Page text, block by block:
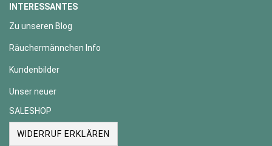
INTERESSANTES
Zu unseren Blog
Räuchermännchen Info
Kundenbilder
Unser neuer
SALESHOP
WIDERRUF ERKLÄREN